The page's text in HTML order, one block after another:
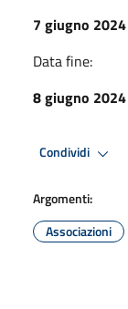
7 giugno 2024
Data fine:
8 giugno 2024
Condividi
Argomenti:
Associazioni